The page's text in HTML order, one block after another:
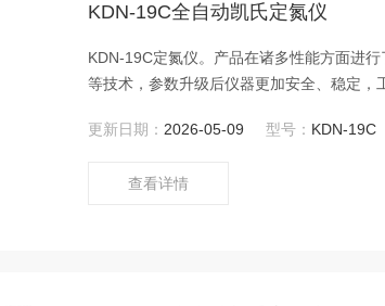
KDN-19C全自动凯氏定氮仪
KDN-19C定氮仪。产品在诸多性能方面进
等技术，参数升级后仪器更加安全、稳定，
更新日期： 2026-05-09 型号： KDN-19C
查看详情